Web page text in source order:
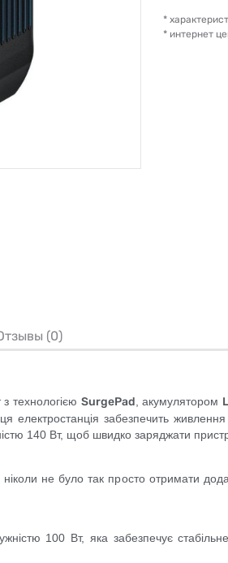
*
* интернет
(0)
технологією SurgePad , акумулятором
електростанція забезпечить
140 Вт, щоб швидко заряджати
ніколи не було так просто отримати
100 Вт, яка забезпечує